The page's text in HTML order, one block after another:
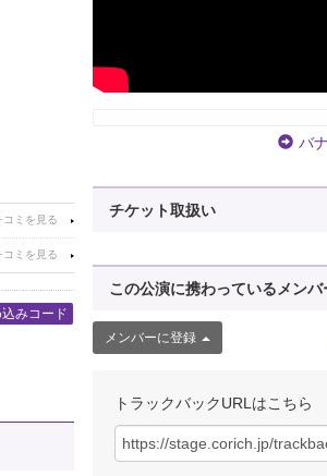
みコード
バ
チケット取扱い
この公演に携わっているメンバ
メンバーに登録
トラックバックURLはこちら